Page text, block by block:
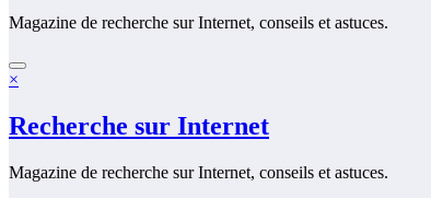
Magazine de recherche sur Internet, conseils et astuces.
×
Recherche sur Internet
Magazine de recherche sur Internet, conseils et astuces.